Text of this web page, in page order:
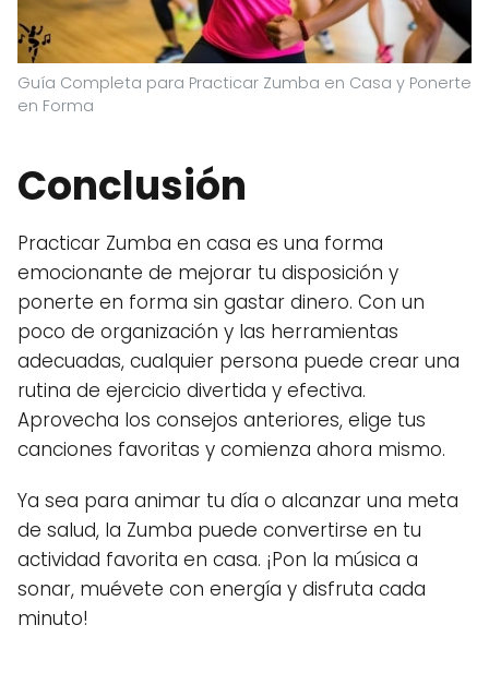
Guía Completa para Practicar Zumba en Casa y Ponerte
en Forma
Conclusión
Practicar Zumba en casa es una forma
emocionante de mejorar tu disposición y
ponerte en forma sin gastar dinero. Con un
poco de organización y las herramientas
adecuadas, cualquier persona puede crear una
rutina de ejercicio divertida y efectiva.
Aprovecha los consejos anteriores, elige tus
canciones favoritas y comienza ahora mismo.
Ya sea para animar tu día o alcanzar una meta
de salud, la Zumba puede convertirse en tu
actividad favorita en casa. ¡Pon la música a
sonar, muévete con energía y disfruta cada
minuto!